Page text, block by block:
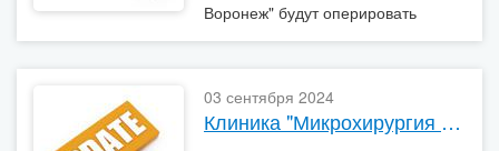
Воронеж" будут оперировать
приглашенные
03 сентября 2024
Клиника "Микрохирургия глаза - Воронеж" приняла участие в детском развлекательном мероприятии, посвященному Дню знаний.